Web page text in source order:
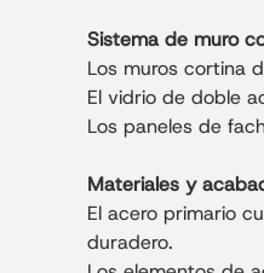
Sistema de muro
Los muros cortina
El vidrio de doble
Los paneles de
Materiales y
El acero primario
duradero.